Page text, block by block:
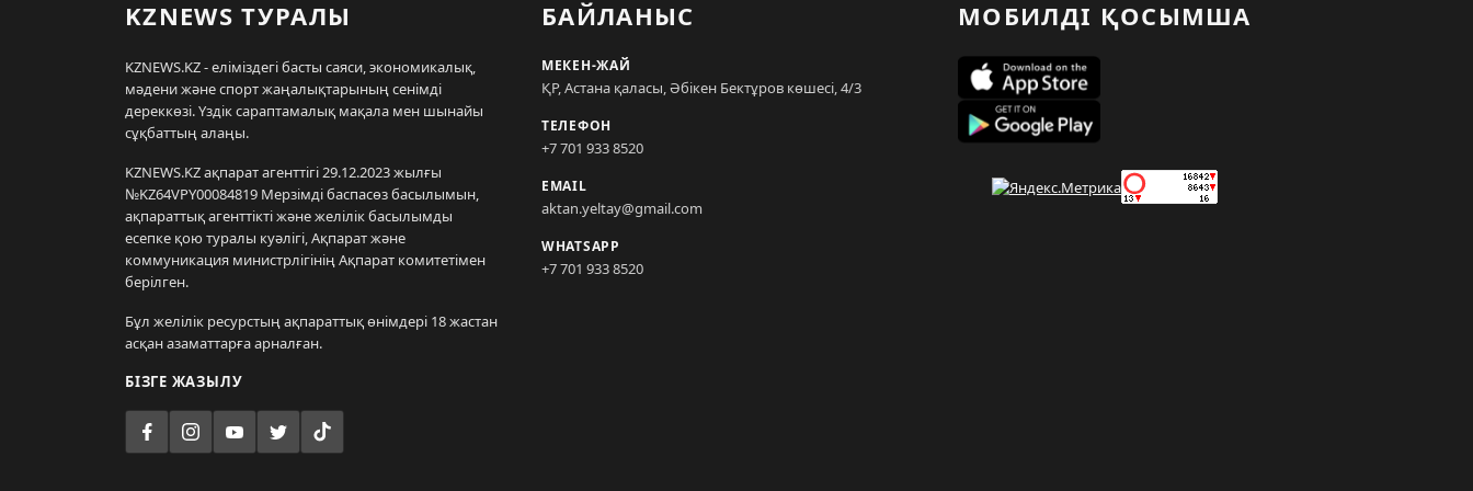
KZNEWS ТУРАЛЫ
KZNEWS.KZ - еліміздегі басты саяси, экономикалық,
мәдени және спорт жаңалықтарының сенімді
дереккөзі. Үздік сараптамалық мақала мен шынайы
сұқбаттың алаңы.
KZNEWS.KZ ақпарат агенттігі 29.12.2023 жылғы
№KZ64VPY00084819 Мерзімді баспасөз басылымын,
ақпараттық агенттікті және желілік басылымды
есепке қою туралы куәлігі, Ақпарат және
коммуникация министрлігінің Ақпарат комитетімен
берілген.
Бұл желілік ресурстың ақпараттық өнімдері 18 жастан
асқан азаматтарға арналған.
БІЗГЕ ЖАЗЫЛУ
БАЙЛАНЫС
МЕКЕН-ЖАЙ
ҚР, Астана қаласы, Әбікен Бектұров көшесі, 4/3
ТЕЛЕФОН
+7 701 933 8520
EMAIL
aktan.yeltay@gmail.com
WHATSAPP
+7 701 933 8520
МОБИЛДІ ҚОСЫМША